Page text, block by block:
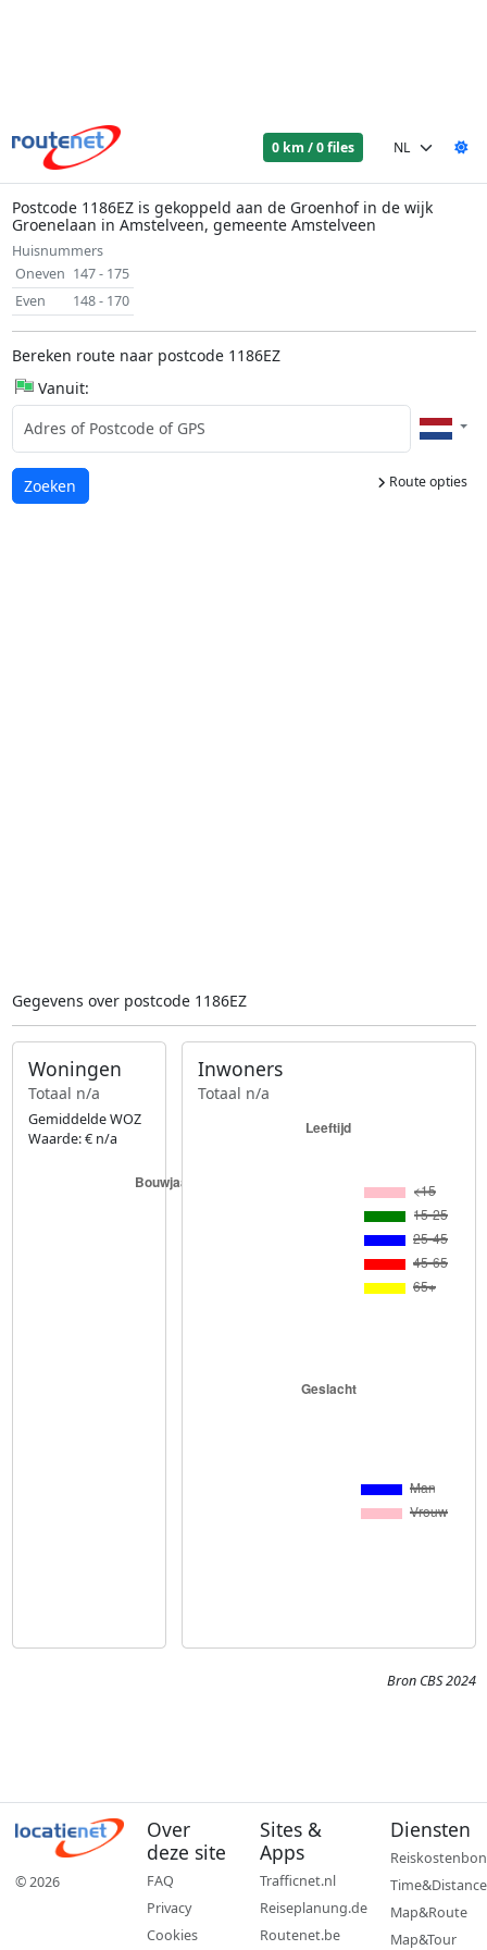
0 km / 0 files
Postcode 1186EZ is gekoppeld aan de Groenhof in de wijk
Groenelaan in Amstelveen, gemeente Amstelveen
Huisnummers
Oneven 147 - 175
Even
148 - 170
Bereken route naar postcode 1186EZ
Vanuit:
Route opties
Laden...
Zoeken
Gegevens over postcode 1186EZ
Woningen
Totaal n/a
Gemiddelde WOZ
Waarde: € n/a
Inwoners
Totaal n/a
Bron CBS 2024
© 2026
Over
deze site
FAQ
Privacy
Cookies
Sites &
Apps
Trafficnet.nl
Reiseplanung.de
Routenet.be
Diensten
Reiskostenbon
Time&Distance
Map&Route
Map&Tour